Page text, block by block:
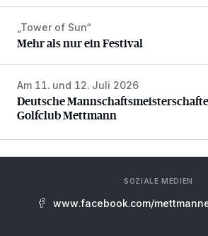
Mehr als nur ein Festival
„Tower of Sun“
Mehr als nur ein Festival
Deutsche
Am 11. und 12. Juli 2026
Deutsche
Golfclub Mettmann
SOZIALE MEDIEN
www.facebook.com/